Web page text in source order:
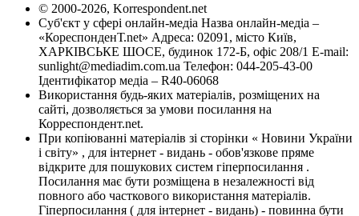
© 2000-2026, Korrespondent.net
Суб'єкт у сфері онлайн-медіа Назва онлайн-медіа –
«КореспонденТ.net» Адреса: 02091, місто Київ,
ХАРКІВСЬКЕ ШОСЕ, будинок 172-Б, офіс 208/1 E-mail:
sunlight@mediadim.com.ua Телефон: 044-205-43-00
Ідентифікатор медіа – R40-06068
Використання будь-яких матеріалів, розміщених на
сайті, дозволяється за умови посилання на
Корреспондент.net.
При копіюванні матеріалів зі сторінки « Новини України
і світу» , для інтернет - видань - обов'язкове пряме
відкрите для пошукових систем гіперпосилання .
Посилання має бути розміщена в незалежності від
повного або часткового використання матеріалів.
Гіперпосилання ( для інтернет - видань) - повинна бути